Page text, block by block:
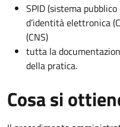
SPID (sistema
d’identità elettronica
(CNS)
tutta la
della pratica.
Cosa si